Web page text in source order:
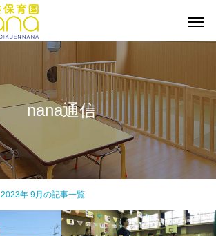
nana通信
2023年 9月の記事一覧